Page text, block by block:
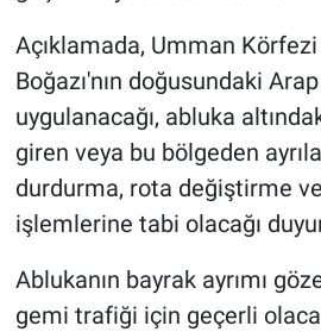
Açıklamada, Umman
Boğazı'nın doğusundaki
uygulanacağı, abluka
giren veya bu bölgeden
durdurma, rota değiştirme
işlemlerine tabi olacağı
Ablukanın bayrak ayrımı
gemi trafiği için geçerli